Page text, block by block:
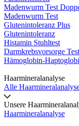
Madenwurm Test
Madenwurm Test
Glutenintoleranz Plus
Glutenintoleranz
Histamin Stuhltest
Darmkrebsvorsorge Test
Hämoglobin-
Haarmineralanalyse
Alle
Unsere
Haarmineralanalyse